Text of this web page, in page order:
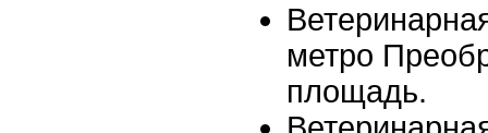
метро
площадь.